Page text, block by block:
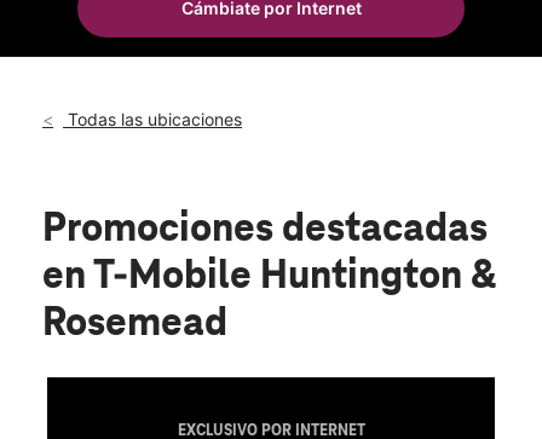
Jue.:
10:00 a.m. a 8:00 p.m.
8986 Huntington Drive San Gabriel, CA 91775
Cámbiate por Internet
Todas las ubicaciones
Promociones destacadas
en T-Mobile Huntington &
Rosemead